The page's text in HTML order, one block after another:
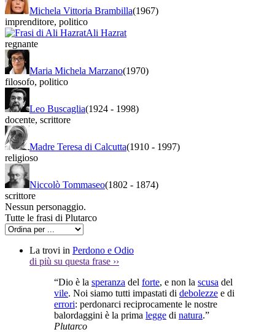
Michela Vittoria Brambilla(1967)
imprenditore, politico
Ali Hazrat
regnante
Maria Michela Marzano(1970)
filosofo, politico
Leo Buscaglia(1924 - 1998)
docente, scrittore
Madre Teresa di Calcutta(1910 - 1997)
religioso
Niccolò Tommaseo(1802 - 1874)
scrittore
Nessun personaggio.
Tutte le frasi di Plutarco
La trovi in Perdono e Odio
di più su questa frase ››
“Dio è la speranza del forte, e non la scusa del
vile. Noi siamo tutti impastati di debolezze e di
errori: perdonarci reciprocamente le nostre
balordaggini è la prima legge di natura.”
Plutarco